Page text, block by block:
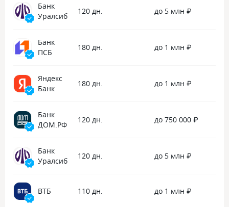
как я погасила задолженность. Мне
понравилось быстрая решение
вопроса, Анастасия оценила на пять
Банк
Уралсиб
120 дн. до 5 млн ₽
Банк
ПСБ
180 дн. до 1 млн ₽
Яндекс
Банк
180 дн. до 1 млн ₽
Банк
ДОМ.РФ
120 дн. до 750 000 ₽
Банк
Уралсиб
120 дн. до 5 млн ₽
ВТБ 110 дн. до 1 млн ₽